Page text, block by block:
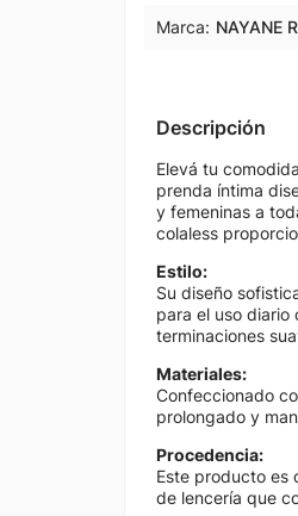
Marca: NAYANE
Descripción
Elevá tu
prenda íntima
y femeninas a
colaless
Estilo:
Su diseño
para el uso diario
terminaciones
Materiales:
Confeccionado
prolongado y
Procedencia:
Este producto es
de lencería que